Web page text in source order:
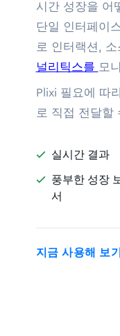
시간 성장을 어
단일 인터페이
로 인터랙션,
널리틱스를 모
Plixi 필요에 따
로 직접 전달할
 실시간 결과

풍부한 성장
서
지금 사용해 보기